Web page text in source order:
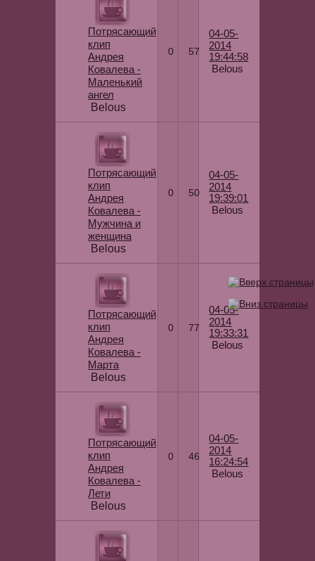
Потрясающий
клип
Андрея
Ковалева -
Маленький
ангел
Belous
0 57
04-05-
2014
19:44:58
Belous
Потрясающий
клип
Андрея
Ковалева -
Мужчина и
женщина
Belous
0 50
04-05-
2014
19:39:01
Belous
Потрясающий
клип
Андрея
Ковалева -
Марта
Belous
0 77
04-05-
2014
19:33:31
Belous
Потрясающий
клип
Андрея
Ковалева -
Лети
Belous
0 46
04-05-
2014
16:24:54
Belous